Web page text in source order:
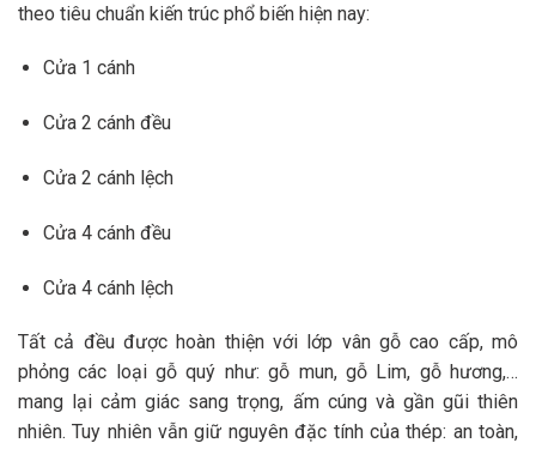
theo tiêu chuẩn kiến trúc phổ biến hiện nay:
Cửa 1 cánh
Cửa 2 cánh đều
Cửa 2 cánh lệch
Cửa 4 cánh đều
Cửa 4 cánh lệch
Tất cả đều được hoàn thiện với lớp vân gỗ cao cấp, mô
phỏng các loại gỗ quý như: gỗ mun, gỗ Lim, gỗ hương,…
mang lại cảm giác sang trọng, ấm cúng và gần gũi thiên
nhiên. Tuy nhiên vẫn giữ nguyên đặc tính của thép: an toàn,